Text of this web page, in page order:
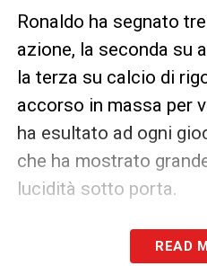
Ronaldo ha segnato
azione, la seconda su
la terza su calcio di
accorso in massa per
ha esultato ad ogni
che ha mostrato
lucidità sotto porta.
João Félix brilla con
READ